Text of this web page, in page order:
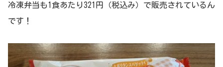
冷凍弁当も1食あたり321円（税込み）で販売されているん
です！